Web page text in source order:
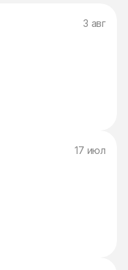
3 авг
17 июл